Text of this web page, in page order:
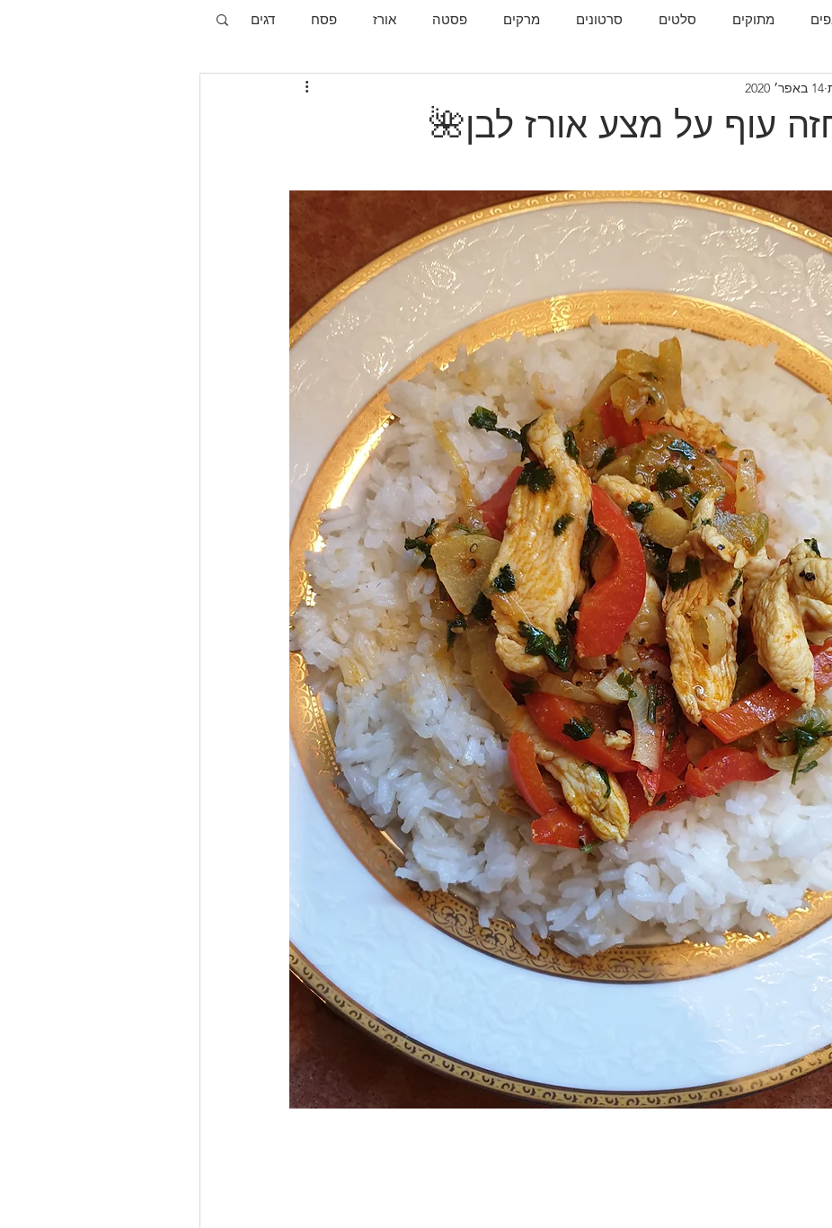
מתוקים סלטים סרטונים מרקים פסטה אורז פסח דגים
עוגות המטבח הגאורגי
עוף על מצע אורז לבן🌺
14 באפר׳ 2020